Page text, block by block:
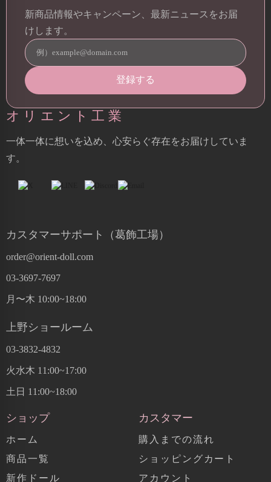
新商品情報やキャンペーン、最新ニュースをお届
けします。
オリエント工業
一体一体に想いを込め、心安らぐ存在をお届けしていま
す。
カスタマーサポート（葛飾工場）
order@orient-doll.com
03-3697-7697
月〜木 10:00~18:00
上野ショールーム
03-3832-4832
火水木 11:00~17:00
土日 11:00~18:00
ショップ
ホーム
商品一覧
新作ドール
カスタマー
購入までの流れ
ショッピングカート
アカウント